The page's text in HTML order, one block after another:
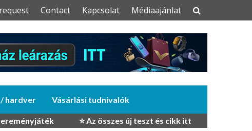
Contact Kapcsolat Médiaajánlat
hardver Vásárlási tudnivalók
⭐ Az összes új teszt és cikk itt